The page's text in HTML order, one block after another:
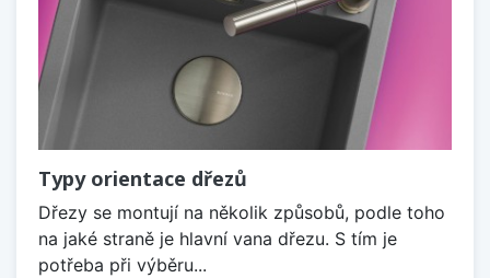
Typy orientace dřezů
Dřezy se montují na několik způsobů, podle toho
na jaké straně je hlavní vana dřezu. S tím je
potřeba při výběru...